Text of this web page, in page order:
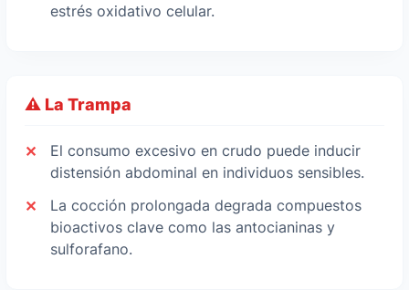
estrés oxidativo celular.
⚠️ La Trampa
El consumo excesivo en crudo puede inducir
distensión abdominal en individuos sensibles.
La cocción prolongada degrada compuestos
bioactivos clave como las antocianinas y
sulforafano.